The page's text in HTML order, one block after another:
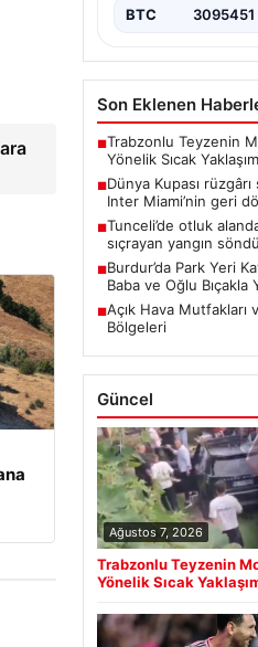
BTC 3095451
Son Eklenen
■Trabzonlu Teyzenin
Yönelik Sıcak
■Dünya Kupası
Inter Miami’nin geri
■Tunceli’de otluk
sıçrayan yangın
■Burdur’da Park Yeri
Baba ve Oğlu Bıçakla
■Açık Hava Mutfakları
Bölgeleri
Güncel
Ağustos 7, 2026
Trabzonlu Teyzenin
Yönelik Sıcak